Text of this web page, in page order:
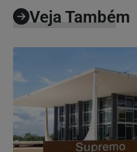
Veja Também